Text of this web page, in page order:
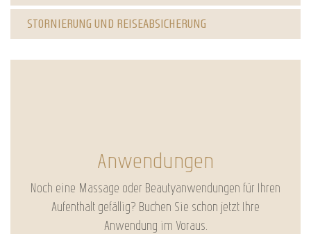
STORNIERUNG UND REISEABSICHERUNG
Anwendungen
Noch eine Massage oder Beautyanwendungen für Ihren
Aufenthalt gefällig? Buchen Sie schon jetzt Ihre
Anwendung im Voraus.